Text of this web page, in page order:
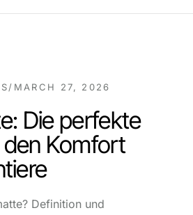
/ MARCH 27, 2026
Die perfekte
Komfort
Definition und